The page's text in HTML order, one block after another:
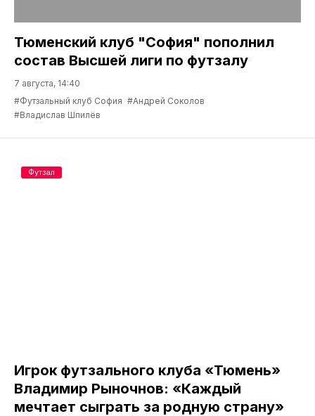
Тюменский клуб "София" пополнил
состав Высшей лиги по футзалу
7 августа, 14:40
#Футзальный клуб София #Андрей Соколов
#Владислав Шпилёв
Игрок футзального клуба «Тюмень»
Владимир Рыночнов: «Каждый
мечтает сыграть за родную страну»
Футзал